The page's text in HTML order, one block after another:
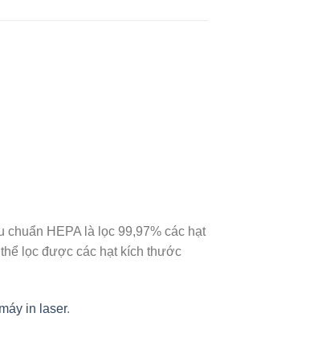
HEPA là lọc 99,97% các hạt
lọc được các hạt kích thước
máy in laser.